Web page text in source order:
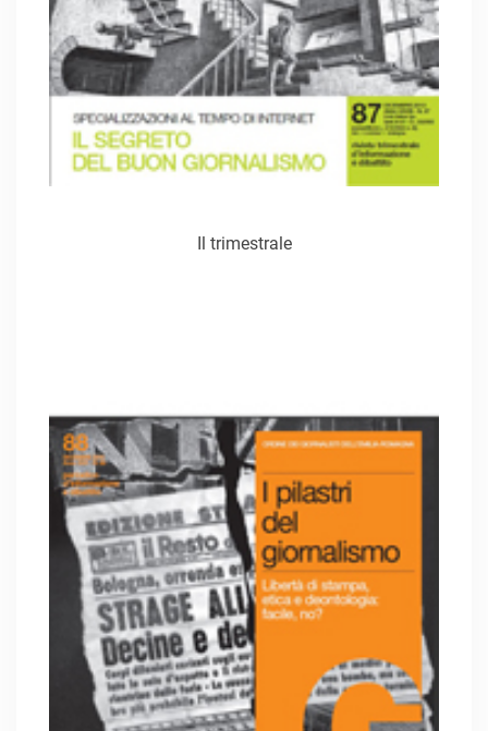
Il trimestrale